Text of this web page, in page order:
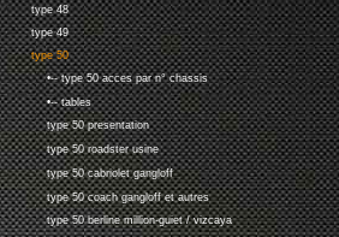
type 48
type 49
type 50
•-- type 50 acces par n° chassis
•-- tables
type 50 presentation
type 50 roadster usine
type 50 cabriolet gangloff
type 50 coach gangloff et autres
type 50 berline million-guiet / vizcaya